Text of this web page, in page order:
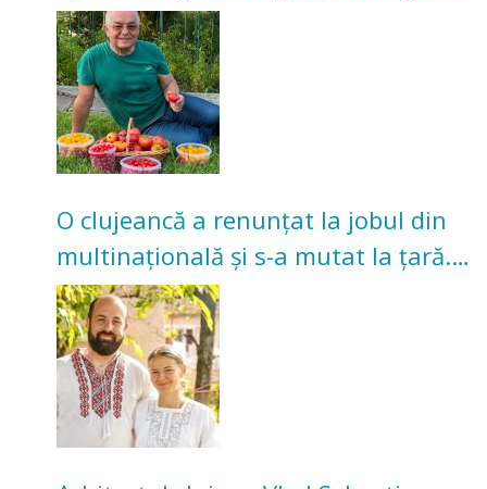
nu poate oferi această satisfacție”
O clujeancă a renunțat la jobul din
multinațională și s-a mutat la țară.
Acum cultivă legume în grădina
bunicilor